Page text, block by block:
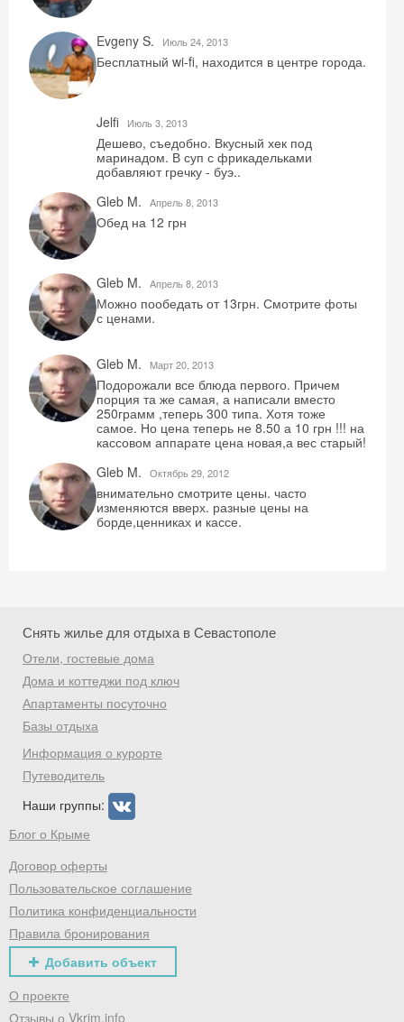
Evgeny S. Июль 24, 2013
Бесплатный wi-fi, находится в центре города.
Jelfi Июль 3, 2013
Дешево, съедобно. Вкусный хек под
маринадом. В суп с фрикадельками
добавляют гречку - буэ..
Gleb M.
Aпрель 8, 2013
Обед на 12 грн
Gleb M. Aпрель 8, 2013
Можно пообедать от 13грн. Смотрите фоты
с ценами.
Gleb M. Mарт 20, 2013
Подорожали все блюда первого. Причем
порция та же самая, а написали вместо
250грамм ,теперь 300 типа. Хотя тоже
самое. Но цена теперь не 8.50 а 10 грн !!! на
кассовом аппарате цена новая,а вес старый!
Gleb M.
Октябрь 29, 2012
внимательно смотрите цены. часто
изменяются вверх. разные цены на
борде,ценниках и кассе.
Снять жилье для отдыха в Севастополе
Отели, гостевые дома
Дома и коттеджи под ключ
Апартаменты посуточно
Базы отдыха
Информация о курорте
Путеводитель
Наши группы:
Блог о Крыме
Договор оферты
Пользовательское соглашение
Политика конфиденциальности
Правила бронирования
Добавить объект
О проекте
Отзывы о Vkrim.info